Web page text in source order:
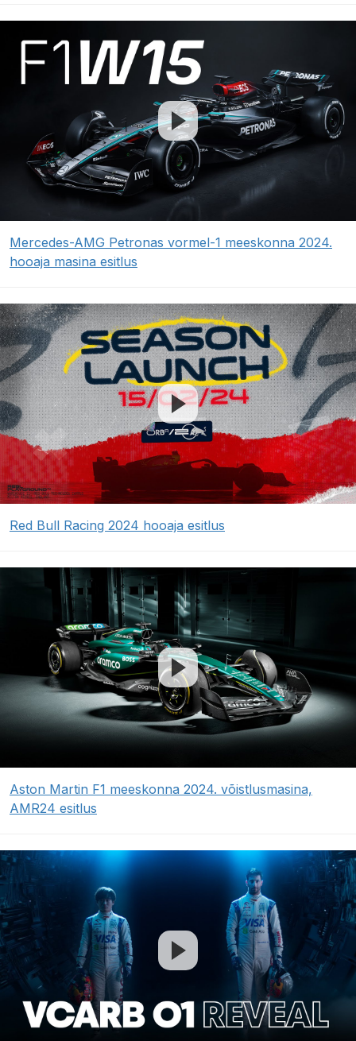
Mercedes-AMG Petronas vormel-1 meeskonna 2024.
hooaja masina esitlus
Red Bull Racing 2024 hooaja esitlus
Aston Martin F1 meeskonna 2024. võistlusmasina,
AMR24 esitlus